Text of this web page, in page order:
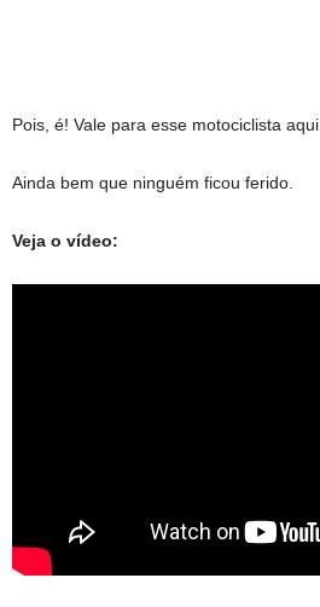
Pois, é! Vale para esse motociclista aqui.
Ainda bem que ninguém ficou ferido.
Veja o vídeo: